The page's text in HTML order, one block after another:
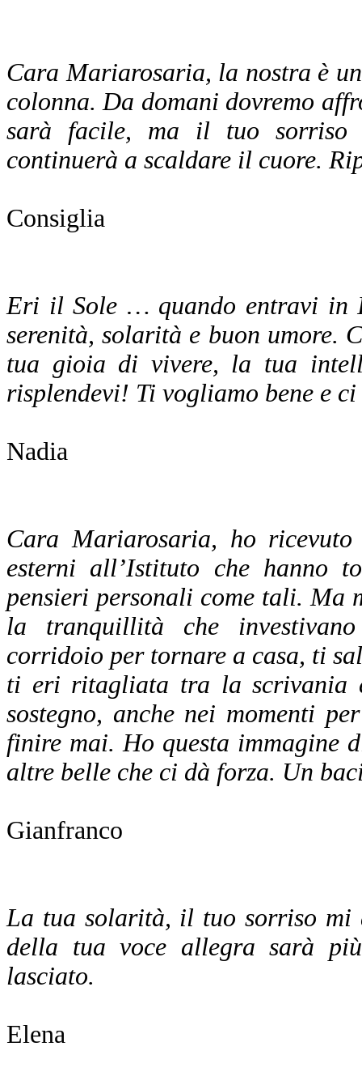
Cara Mariarosaria, la nostra è
colonna. Da domani dovremo
sarà facile, ma il tuo sorriso
continuerà a scaldare il cuore.
Consiglia
Eri il Sole … quando entravi in
serenità, solarità e buon umore.
tua gioia di vivere, la tua
risplendevi! Ti vogliamo bene e
Nadia
Cara Mariarosaria, ho
esterni all’Istituto che hanno
pensieri personali come tali. Ma
la tranquillità che
corridoio per tornare a casa, ti
ti eri ritagliata tra la scrivania
sostegno, anche nei momenti
finire mai. Ho questa immagine
altre belle che ci dà forza. Un
Gianfranco
La tua solarità, il tuo sorriso mi
della tua voce allegra sarà
lasciato.
Elena